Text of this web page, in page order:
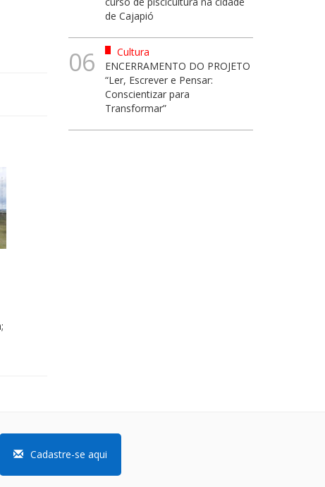
de Cajapió
06
Cultura
ENCERRAMENTO DO PROJETO
“Ler, Escrever e Pensar:
Conscientizar para
Transformar”
Cadastre-se aqui